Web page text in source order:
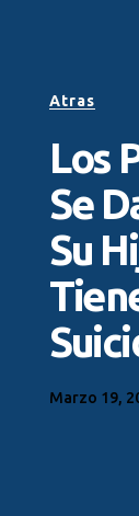
Atras
Los
Se
Su
Marzo 19,